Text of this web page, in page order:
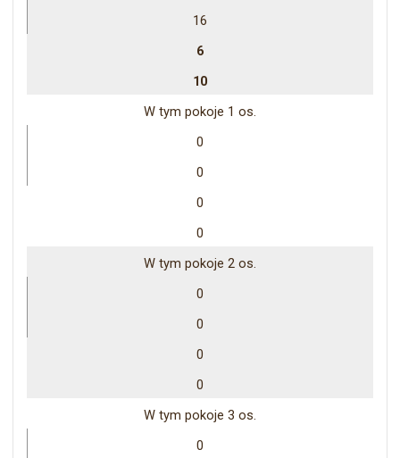
16
6
10
W tym pokoje 1 os.
0
0
0
0
W tym pokoje 2 os.
0
0
0
0
W tym pokoje 3 os.
0